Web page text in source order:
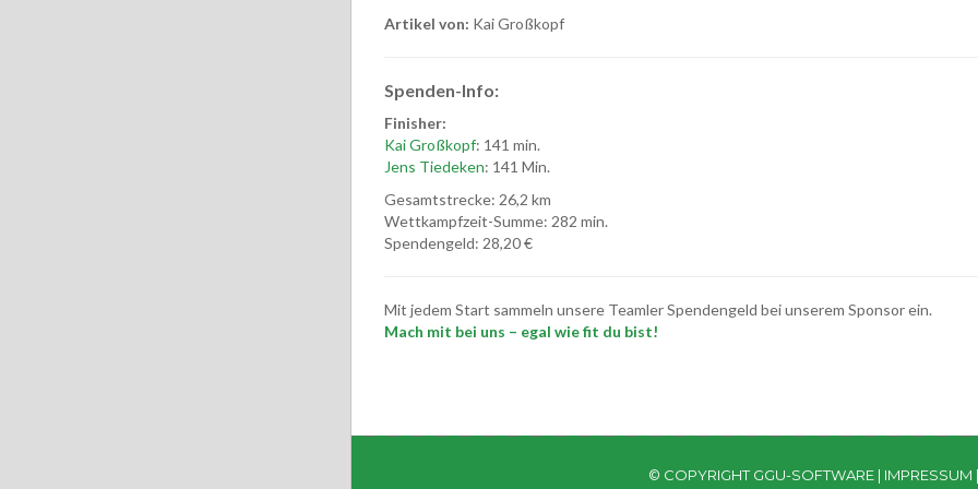
Artikel von: Kai Großkopf
Spenden-Info:
Finisher:
Kai Großkopf: 141 min.
Jens Tiedeken: 141 Min.
Gesamtstrecke: 26,2 km
Wettkampfzeit-Summe: 282 min.
Spendengeld: 28,20 €
Mit jedem Start sammeln unsere Teamler Spendengeld bei unserem Sponsor ein.
Mach mit bei uns – egal wie fit du bist!
© COPYRIGHT GGU-SOFTWARE | IMPRESSUM |